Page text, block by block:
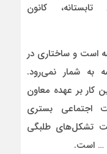
کانون
است و ساختاری در
به شمار نمی‌رود.
کار بر عهده معاون
اجتماعی بستری
تشکل‌های طلبگی
… است.